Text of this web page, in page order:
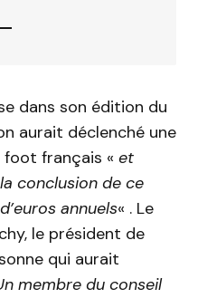
dans son édition du
aurait déclenché une
français « et
conclusion de ce
annuels« . Le
le président de
qui aurait
membre du conseil